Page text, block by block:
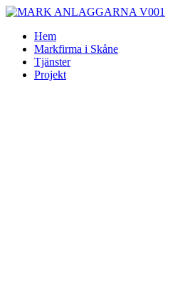
Skip
contentHem
Markfirma i Skåne
Tjänster
Projekt